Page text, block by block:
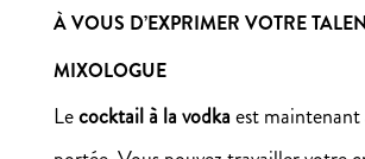
À VOUS D’EXPRIMER VOTRE
MIXOLOGUE
Lecocktail à la vodkaest